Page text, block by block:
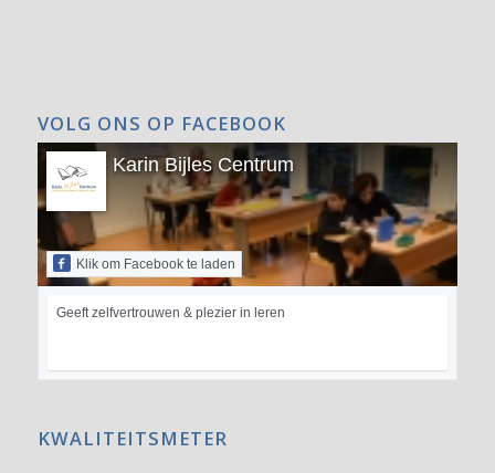
VOLG ONS OP FACEBOOK
Karin Bijles Centrum
Klik om Facebook te laden
Geeft zelfvertrouwen & plezier in leren
KWALITEITSMETER